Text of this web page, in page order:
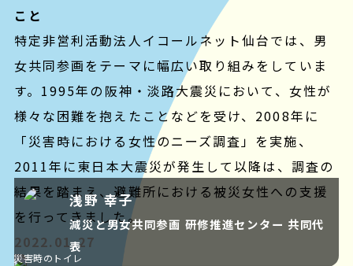
こと
特定非営利活動法人イコールネット仙台では、男
女共同参画をテーマに幅広い取り組みをしていま
す。1995年の阪神・淡路大震災において、女性が
様々な困難を抱えたことなどを受け、2008年に
「災害時における女性のニーズ調査」を実施、
2011年に東日本大震災が発生して以降は、調査の
結果を踏まえ、避難所における被災女性への支援
を行ってきました。
2022.01.27
浅野 幸子
減災と男女共同参画 研修推進センター 共同代
表
災害時のトイレ